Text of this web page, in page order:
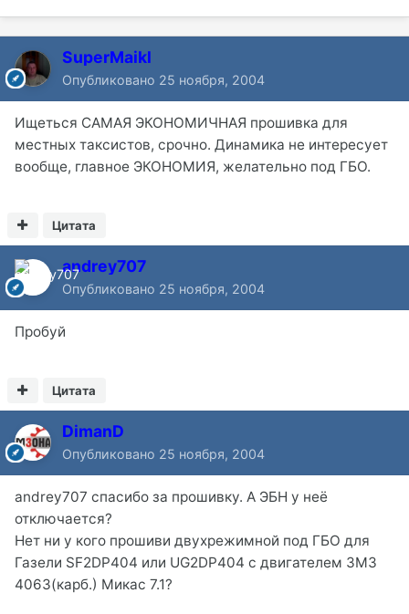
SuperMaikl
Опубликовано 25 ноября, 2004
Ищеться САМАЯ ЭКОНОМИЧНАЯ прошивка для
местных таксистов, срочно. Динамика не интересует
вообще, главное ЭКОНОМИЯ, желательно под ГБО.
Цитата
andrey707
Опубликовано 25 ноября, 2004
Пробуй
Цитата
DimanD
Опубликовано 25 ноября, 2004
andrey707 спасибо за прошивку. А ЭБН у неё
отключается?
Нет ни у кого прошиви двухрежимной под ГБО для
Газели SF2DP404 или UG2DP404 с двигателем ЗМЗ
4063(карб.) Микас 7.1?